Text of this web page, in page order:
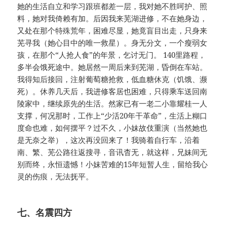
她的生活自立和学习跟班都差一层，我对她不胜呵护、照
料，她对我倚赖有加。后因我来芜湖进修，不在她身边，
又处在那个特殊荒年，困难尽显，她竟盲目出走，只身来
芜寻我（她心目中的唯一救星）。身无分文，一个瘦弱女
孩，在那个“人抢人食”的年景，乞讨无门。 140里路程，
多半会饿死途中。她居然一周后来到芜湖，昏倒在车站。
我得知后接回，注射葡萄糖抢救，低血糖休克（饥饿、濒
死）。休养几天后，我进修客居也困难，只得乘车送回南
陵家中，继续原先的生活。然家已有一老二小靠耀桂一人
支撑，何况那时，工作上“少活20年干革命”，生活上糊口
度命也难，如何摆平？过不久，小妹故伎重演（当然她也
是无奈之举），这次再没回来了！我骑着自行车，沿着
南、繁、芜公路往返搜寻，音讯杳无，就这样，兄妹间无
别而终，永恒遗憾！小妹苦难的15年短暂人生，留给我心
灵的伤痕，无法抚平。
七、名震四方